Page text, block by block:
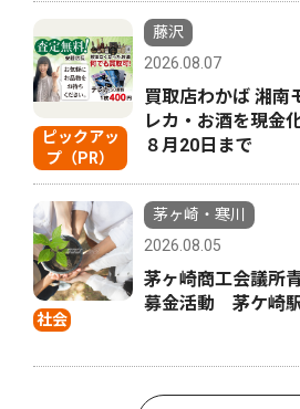
ピックアッ
プ（PR）
藤沢
2026.08.07
買取店わかば 湘
レカ・お酒を現金
８月20日まで
社会
茅ヶ崎・寒川
2026.08.05
茅ヶ崎商工会議所
募金活動 茅ケ崎